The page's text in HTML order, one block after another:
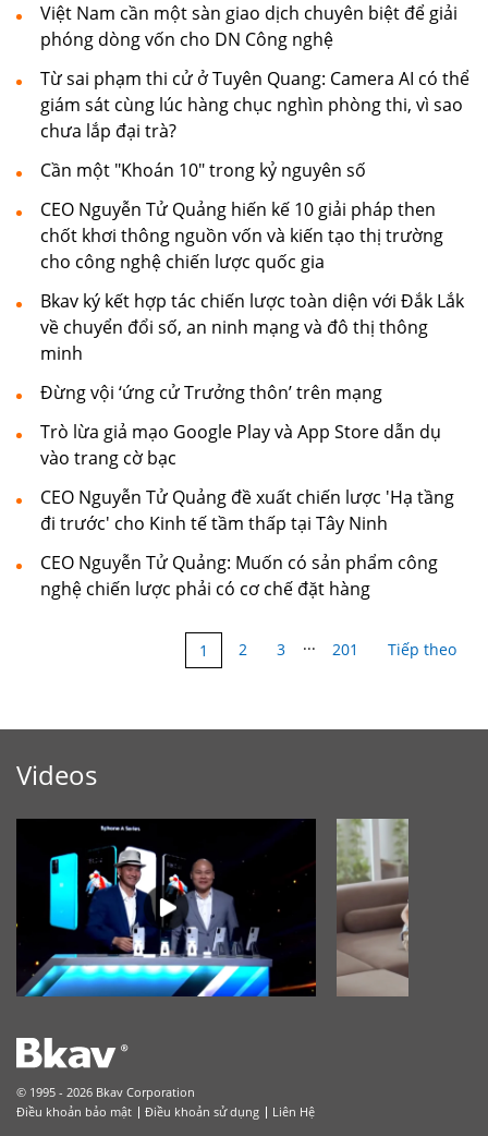
Việt Nam cần một sàn giao dịch chuyên biệt để giải
phóng dòng vốn cho DN Công nghệ
Từ sai phạm thi cử ở Tuyên Quang: Camera AI có thể
giám sát cùng lúc hàng chục nghìn phòng thi, vì sao
chưa lắp đại trà?
Cần một "Khoán 10" trong kỷ nguyên số
CEO Nguyễn Tử Quảng hiến kế 10 giải pháp then
chốt khơi thông nguồn vốn và kiến tạo thị trường
cho công nghệ chiến lược quốc gia
Bkav ký kết hợp tác chiến lược toàn diện với Đắk Lắk
về chuyển đổi số, an ninh mạng và đô thị thông
minh
Đừng vội ‘ứng cử Trưởng thôn’ trên mạng
Trò lừa giả mạo Google Play và App Store dẫn dụ
vào trang cờ bạc
CEO Nguyễn Tử Quảng đề xuất chiến lược 'Hạ tầng
đi trước' cho Kinh tế tầm thấp tại Tây Ninh
CEO Nguyễn Tử Quảng: Muốn có sản phẩm công
nghệ chiến lược phải có cơ chế đặt hàng
1 2 3 ... 201 Tiếp theo
Videos
© 1995 - 2026 Bkav Corporation
Điều khoản bảo mật
Điều khoản sử dụng Liên Hệ